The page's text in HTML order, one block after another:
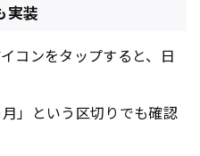
実装
コンをタップすると、日
」という区切りでも確認